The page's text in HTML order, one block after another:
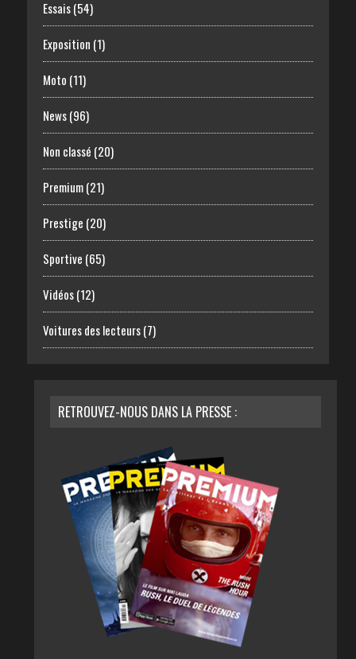
Essais(54)
Exposition (1)
Moto (11)
News(96)
Non classé (20)
Premium(21)
Prestige (20)
Sportive (65)
Vidéos(12)
Voitures des lecteurs(7)
RETROUVEZ-NOUS DANS LA PRESSE :